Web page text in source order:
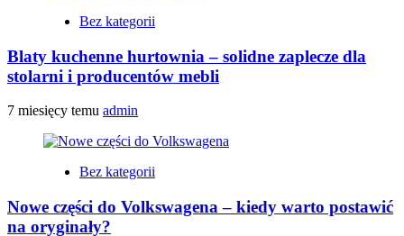
Bez kategorii
Blaty kuchenne hurtownia – solidne zaplecze dla
stolarni i producentów mebli
7 miesięcy temu admin
Bez kategorii
Nowe części do Volkswagena – kiedy warto postawić
na oryginały?